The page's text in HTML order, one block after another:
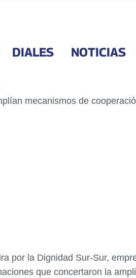
DIALES NOTICIAS
por la Dignidad Sur-Sur,
que concertaron la